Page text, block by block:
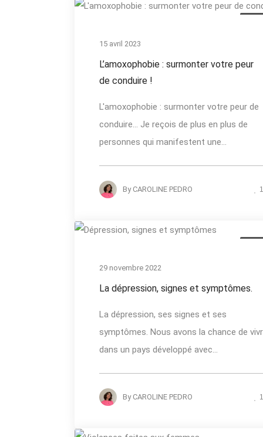
15 avril 2023
L’amoxophobie : surmonter votre peur
de conduire !
L'amoxophobie : surmonter votre peur de
conduire... Je reçois de plus en plus de
personnes qui manifestent une...
By CAROLINE PEDRO
29 novembre 2022
La dépression, signes et symptômes.
La dépression, ses signes et ses
symptômes. Nous avons la chance de
dans un pays développé avec...
By CAROLINE PEDRO